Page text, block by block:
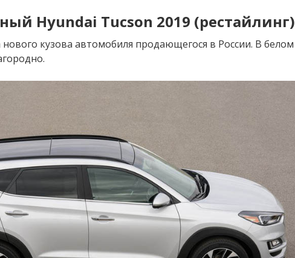
Hyundai Tucson 2019 (рестайлинг)
кузова автомобиля продающегося в России. В белом